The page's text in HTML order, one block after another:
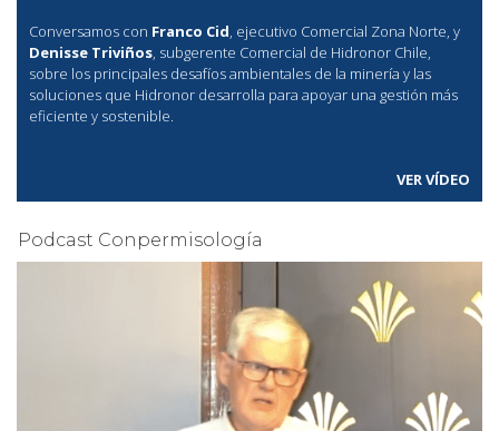
Conversamos con Franco Cid, ejecutivo Comercial Zona Norte, y
Denisse Triviños, subgerente Comercial de Hidronor Chile,
sobre los principales desafíos ambientales de la minería y las
soluciones que Hidronor desarrolla para apoyar una gestión más
eficiente y sostenible.
VER VÍDEO
Podcast Conpermisología